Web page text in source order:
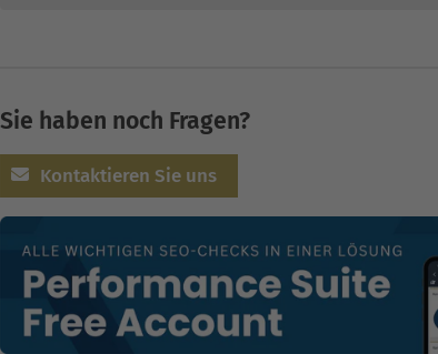
Sie haben noch Fragen?
Kontaktieren Sie uns